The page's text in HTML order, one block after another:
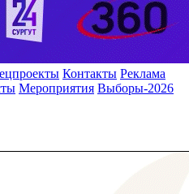
Контакты Реклама
Мероприятия Выборы-2026